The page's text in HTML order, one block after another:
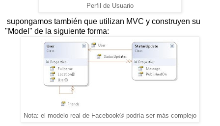
Perfil de Usuario
supongamos también que utilizan MVC y construyen su
"Model" de la siguiente forma:
Nota: el modelo real de Facebook® podría ser más complejo